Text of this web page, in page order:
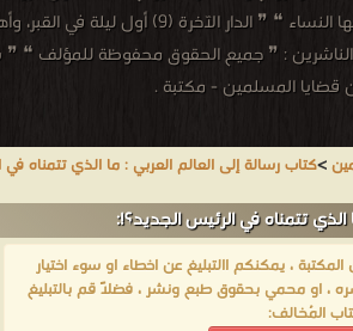
: ❞ جميع الحقوق محفوظة للمؤلف ❝
قضايا المسلمين - مكتبة .
>كتاب رسالة إلى العالم العربي : ما الذي تتمناه
تتمناه في الرئيس الجديد؟!:
، يمكنكم االتبليغ عن اخطاء او سوء اختيار
، او محمي بحقوق طبع ونشر ، فضلاً قم بالتبليغ
المُخالف: